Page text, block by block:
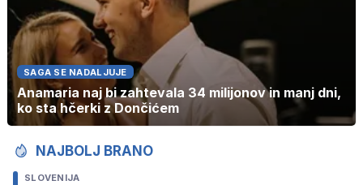
SAGA SE NADALJUJE
Anamaria naj bi zahtevala 34 milijonov in manj dni,
ko sta hčerki z Dončićem
NAJBOLJ BRANO
SLOVENIJA